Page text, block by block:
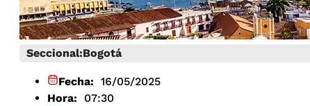
Seccional:Bogotá
Fecha: 16/05/2025
Hora:
07:30